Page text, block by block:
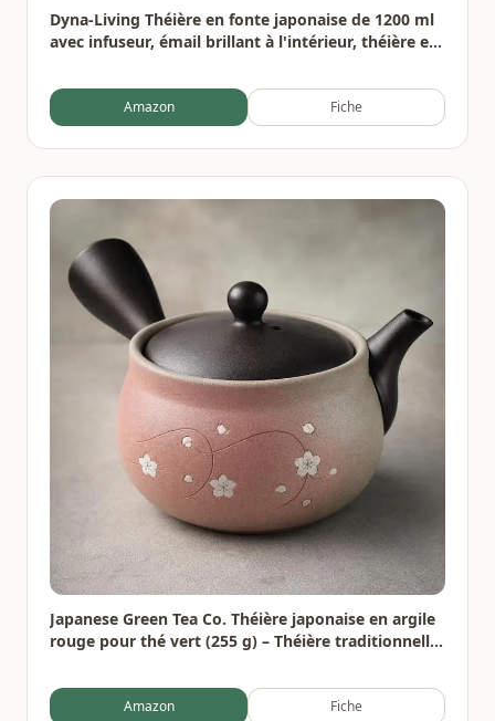
Dyna-Living Théière en fonte japonaise de 1200 ml
avec infuseur, émail brillant à l'intérieur, théière en
en fer pour cuisinière
Amazon Fiche
Japanese Green Tea Co. Théière japonaise en argile
rouge pour thé vert (255 g) – Théière traditionnelle
Système de maille fine pour thé Fukamushi à
Amazon Fiche